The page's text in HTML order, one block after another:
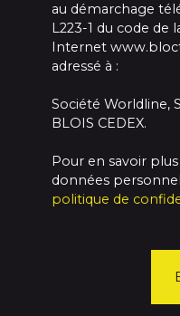
au démarchage
L223-1 du code de
Internet
adressé à :
Société Worldline,
BLOIS CEDEX.
Pour en savoir
données
politique de